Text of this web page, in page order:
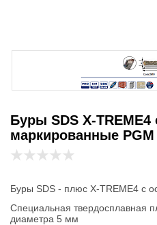
Буры SDS X-TREME4
маркированные PGM
Буры SDS - плюс X-TREME4 с
Специальная твердосплавная
диаметра 5 мм